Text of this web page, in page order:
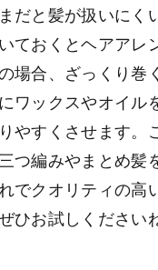
だと髪が扱いにく
ておくとヘアアレ
場合、ざっくり巻
ワックスやオイル
やすくさせます。
つ編みやまとめ髪
でクオリティの高
ひお試しください